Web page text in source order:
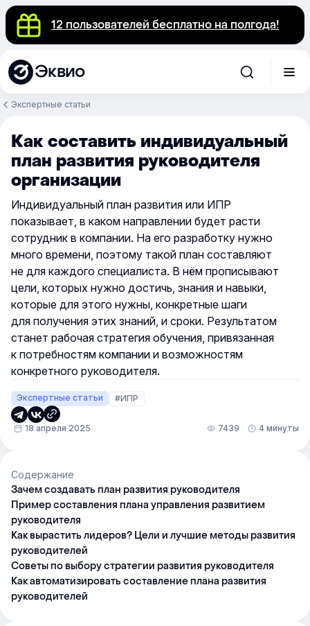
12 пользователей бесплатно на полгода!
Эквио
Экспертные статьи
Как составить индивидуальный
план развития руководителя
организации
Индивидуальный план развития или ИПР
показывает, в каком направлении будет расти
сотрудник в компании. На его разработку нужно
много времени, поэтому такой план составляют
не для каждого специалиста. В нём прописывают
цели, которых нужно достичь, знания и навыки,
которые для этого нужны, конкретные шаги
для получения этих знаний, и сроки. Результатом
станет рабочая стратегия обучения, привязанная
к потребностям компании и возможностям
конкретного руководителя.
Экспертные статьи #ИПР
18 апреля 2025 7439 4 минуты
Содержание
Зачем создавать план развития руководителя
Пример составления плана управления развитием
руководителя
Как вырастить лидеров? Цели и лучшие методы развития
руководителей
Советы по выбору стратегии развития руководителя
Как автоматизировать составление плана развития
руководителей